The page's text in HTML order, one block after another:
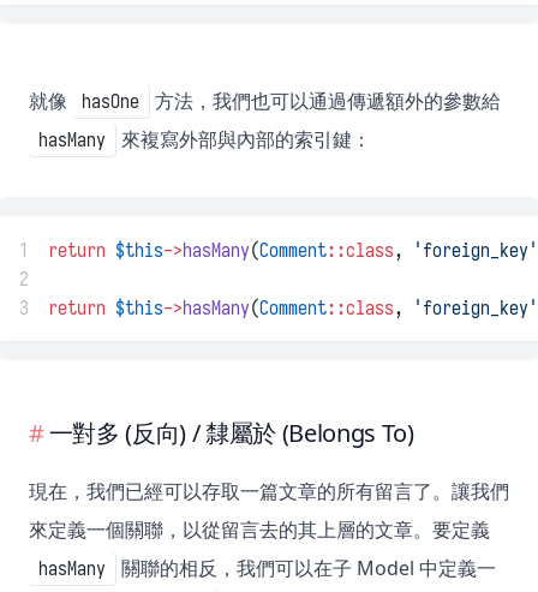
就像 hasOne 方法，我們也可以通過傳遞額外的參數給
hasMany 來複寫外部與內部的索引鍵：
1 return $this->hasMany(Comment::class,
'foreign_key'
2
3
return $this->hasMany(Comment::class, 'foreign_key'
一對多 (反向) / 隸屬於 (Belongs To)
現在，我們已經可以存取一篇文章的所有留言了。讓我們
來定義一個關聯，以從留言去的其上層的文章。要定義
hasMany
關聯的相反，我們可以在子 Model 中定義一